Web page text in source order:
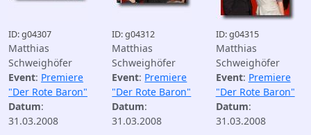
ID: g04307
Matthias
Schweighöfer
Event: Premiere
"Der Rote Baron"
Datum:
31.03.2008
ID: g04312
Matthias
Schweighöfer
Event: Premiere
"Der Rote Baron"
Datum:
31.03.2008
ID: g04315
Matthias
Schweighöfer
Event: Premiere
"Der Rote Baron"
Datum:
31.03.2008